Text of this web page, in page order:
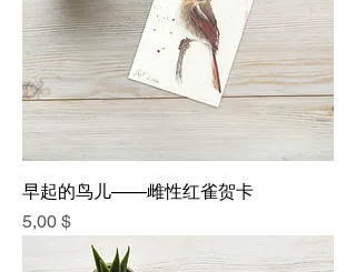
早起的鸟儿——雌性红雀贺卡
價格
5,00 $